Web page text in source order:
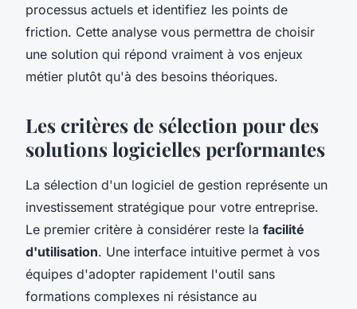
processus actuels et identifiez les points de
friction. Cette analyse vous permettra de choisir
une solution qui répond vraiment à vos enjeux
métier plutôt qu'à des besoins théoriques.
Les critères de sélection pour des
solutions logicielles performantes
La sélection d'un logiciel de gestion représente un
investissement stratégique pour votre entreprise.
Le premier critère à considérer reste la facilité
d'utilisation. Une interface intuitive permet à vos
équipes d'adopter rapidement l'outil sans
formations complexes ni résistance au